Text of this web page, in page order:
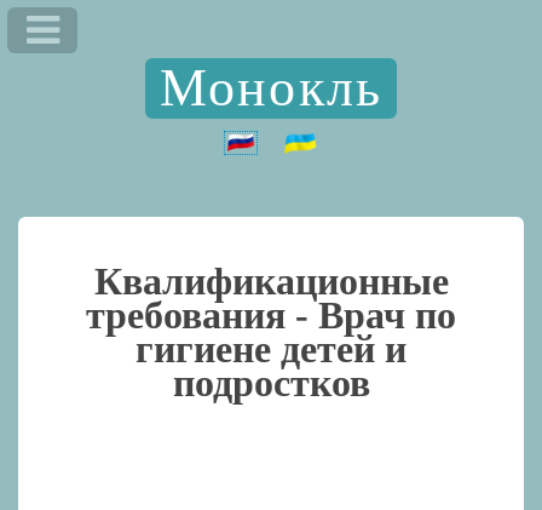
Монокль
Квалификационные
требования -Врач по
гигиене детей и
подростков